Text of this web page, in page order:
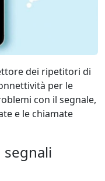
dei ripetitori di
per le
con il segnale,
e le chiamate